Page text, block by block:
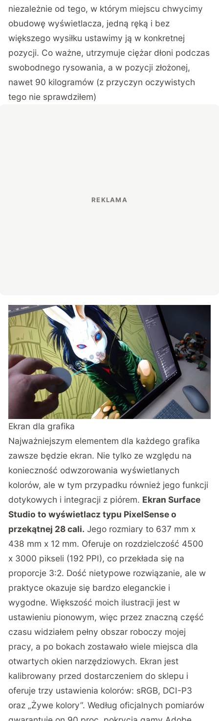
niezależnie od tego, w którym miejscu chwycimy
obudowę wyświetlacza, jedną ręką i bez
większego wysiłku ustawimy ją w konkretnej
pozycji. Co ważne, utrzymuje ciężar dłoni podczas
swobodnego rysowania, a w pozycji złożonej,
nawet 90 kilogramów (z przyczyn oczywistych
tego nie sprawdziłem)
Ekran dla grafika
Najważniejszym elementem dla każdego grafika
zawsze będzie ekran. Nie tylko ze względu na
konieczność odwzorowania wyświetlanych
kolorów, ale w tym przypadku również jego funkcji
dotykowych i integracji z piórem. Ekran Surface
Studio to wyświetlacz typu PixelSense o
przekątnej 28 cali. Jego rozmiary to 637 mm x
438 mm x 12 mm. Oferuje on rozdzielczość 4500
x 3000 pikseli (192 PPI), co przekłada się na
proporcje 3:2. Dość nietypowe rozwiązanie, ale w
praktyce okazuje się bardzo eleganckie i
wygodne. Większość moich ilustracji jest w
ustawieniu pionowym, więc przez znaczną część
czasu widziałem pełny obszar roboczy mojej
pracy, a po bokach zostawało wiele miejsca dla
otwartych okien narzędziowych. Ekran jest
kalibrowany przed dostarczeniem do sklepu i
oferuje trzy ustawienia kolorów: sRGB, DCI-P3
oraz „Żywe kolory”. Według oficjalnych pomiarów